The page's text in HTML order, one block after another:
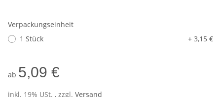
Verpackungseinheit
1 Stück
+ 3,15 €
ab 5,09 €
inkl. 19% USt. , zzgl. Versand